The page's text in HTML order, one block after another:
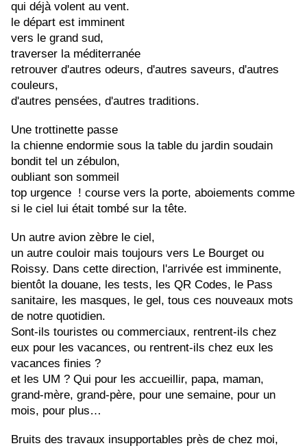
qui déjà volent au vent.
le départ est imminent
vers le grand sud,
traverser la méditerranée
retrouver d'autres odeurs, d'autres saveurs, d'autres
couleurs,
d'autres pensées, d'autres traditions.
Une trottinette passe
la chienne endormie sous la table du jardin soudain
bondit tel un zébulon,
oubliant son sommeil
top urgence  ! course vers la porte, aboiements comme
si le ciel lui était tombé sur la tête.
Un autre avion zèbre le ciel,
un autre couloir mais toujours vers Le Bourget ou
Roissy. Dans cette direction, l'arrivée est imminente,
bientôt la douane, les tests, les QR Codes, le Pass
sanitaire, les masques, le gel, tous ces nouveaux mots
de notre quotidien.
Sont-ils touristes ou commerciaux, rentrent-ils chez
eux pour les vacances, ou rentrent-ils chez eux les
vacances finies ?
et les UM ? Qui pour les accueillir, papa, maman,
grand-mère, grand-père, pour une semaine, pour un
mois, pour plus…
Bruits des travaux insupportables près de chez moi,